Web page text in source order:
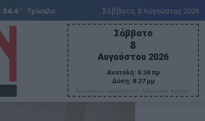
34.4 C Τρίκαλα Σάββατο, 8 Αύγουστος 2026
Σάββατο
8
Αυγούστου 2026
Ανατολή: 6:34 πμ
Δύση: 8:27 μμ
Αιμιλιανού ομολογήτου, Μύρωνος Κρήτης